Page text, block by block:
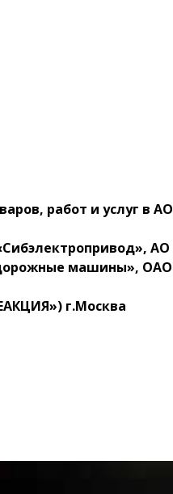
работ и услуг в АО
АО
дорожные машины», ОАО
г.Москва